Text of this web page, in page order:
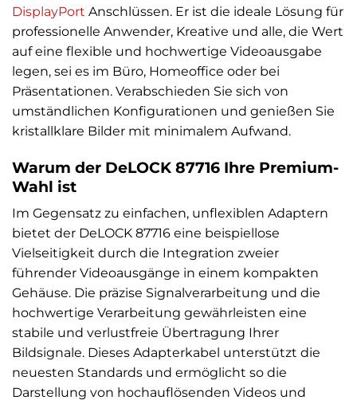
DisplayPort Anschlüssen. Er ist die ideale Lösung für
professionelle Anwender, Kreative und alle, die Wert
auf eine flexible und hochwertige Videoausgabe
legen, sei es im Büro, Homeoffice oder bei
Präsentationen. Verabschieden Sie sich von
umständlichen Konfigurationen und genießen Sie
kristallklare Bilder mit minimalem Aufwand.
Warum der DeLOCK 87716 Ihre Premium-
Wahl ist
Im Gegensatz zu einfachen, unflexiblen Adaptern
bietet der DeLOCK 87716 eine beispiellose
Vielseitigkeit durch die Integration zweier
führender Videoausgänge in einem kompakten
Gehäuse. Die präzise Signalverarbeitung und die
hochwertige Verarbeitung gewährleisten eine
stabile und verlustfreie Übertragung Ihrer
Bildsignale. Dieses Adapterkabel unterstützt die
neuesten Standards und ermöglicht so die
Darstellung von hochauflösenden Videos und